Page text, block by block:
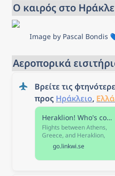
Ο καιρός στο
Image by Pascal Bondis
Αεροπορικά
Βρείτε τις
προς Ηράκλειο,
Heraklion! Who's coming with me?
Flights between Athens,
Greece, and Heraklion,
Greece, starting at £42.
Choose between
Lufthansa, Aegean, or Sky
go.linkwi.se